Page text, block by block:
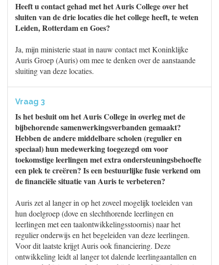
Heeft u contact gehad met het Auris College over het
sluiten van de drie locaties die het college heeft, te weten
Leiden, Rotterdam en Goes?
Ja, mijn ministerie staat in nauw contact met Koninklijke
Auris Groep (Auris) om mee te denken over de aanstaande
sluiting van deze locaties.
Vraag 3
Is het besluit om het Auris College in overleg met de
bijbehorende samenwerkingsverbanden gemaakt?
Hebben de andere middelbare scholen (regulier en
speciaal) hun medewerking toegezegd om voor
toekomstige leerlingen met extra ondersteuningsbehoefte
een plek te creëren? Is een bestuurlijke fusie verkend om
de financiële situatie van Auris te verbeteren?
Auris zet al langer in op het zoveel mogelijk toeleiden van
hun doelgroep (dove en slechthorende leerlingen en
leerlingen met een taalontwikkelingsstoornis) naar het
regulier onderwijs en het begeleiden van deze leerlingen.
Voor dit laatste krijgt Auris ook financiering. Deze
ontwikkeling leidt al langer tot dalende leerlingaantallen en